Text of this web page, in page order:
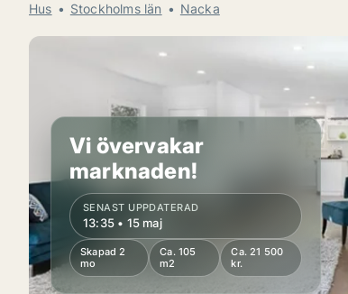
Hus Stockholms län Nacka
Vi övervakar
marknaden!
SENAST UPPDATERAD
13:35 • 15 maj
Skapad 2
mo
Ca. 105
m2
Ca. 21 500
kr.